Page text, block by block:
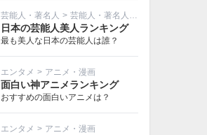
芸能人・著名人 > 芸能人・著名人その他
日本の芸能人美人ランキング
最も美人な日本の芸能人は誰？
エンタメ > アニメ・漫画
面白い神アニメランキング
おすすめの面白いアニメは？
エンタメ > アニメ・漫画